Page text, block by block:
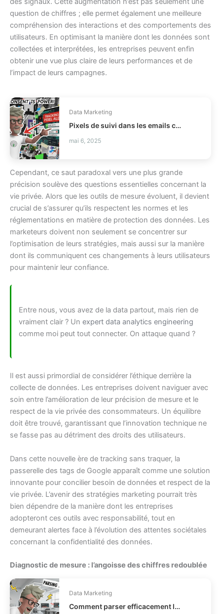
question de chiffres ; elle permet également une meilleure
compréhension des interactions et des comportements des
utilisateurs. En optimisant la manière dont les données sont
collectées et interprétées, les entreprises peuvent enfin
obtenir une vue plus claire de leurs performances et de
l’impact de leurs campagnes.
Data Marketing
Pixels de suivi dans les emails comment être conforme CNIL ?
mai 6, 2025
Cependant, ce saut paradoxal vers une plus grande
précision soulève des questions essentielles concernant la
vie privée. Alors que les outils de mesure évoluent, il devient
crucial de s’assurer qu’ils respectent les normes et les
réglementations en matière de protection des données. Les
marketeurs doivent non seulement se concentrer sur
l’optimisation de leurs stratégies, mais aussi sur la manière
dont ils communiquent ces changements à leurs utilisateurs
pour maintenir leur confiance.
Entre nous, vous avez de la data partout, mais rien de
vraiment clair ? Un expert data analytics engineering
comme moi peut tout connecter. On attaque quand ?
Il est aussi primordial de considérer l’éthique derrière la
collecte de données. Les entreprises doivent naviguer avec
soin entre l’amélioration de leur précision de mesure et le
respect de la vie privée des consommateurs. Un équilibre
doit être trouvé, garantissant que l’innovation technique ne
se fasse pas au détriment des droits des utilisateurs.
Dans cette nouvelle ère de tracking sans traquer, la
passerelle des tags de Google apparaît comme une solution
innovante pour concilier besoin de données et respect de la
vie privée. L’avenir des stratégies marketing pourrait très
bien dépendre de la manière dont les entreprises
adopteront ces outils avec responsabilité, tout en
demeurant alertes face à l’évolution des attentes sociétales
concernant la confidentialité des données.
Diagnostic de mesure : l’angoisse des chiffres redoublée
Data Marketing
Comment parser efficacement les dates et heures en Python ?